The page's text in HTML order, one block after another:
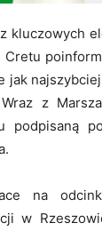
kluczowych
z
na
w